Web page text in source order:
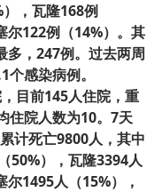
，瓦隆168例
尔122例（14%）。其
多，247例。过去两周
感染病例。
目前145人住院，重
住院人数为10。7天
计死亡9800人，其中
50%），瓦隆3394人
尔1495人（15%），